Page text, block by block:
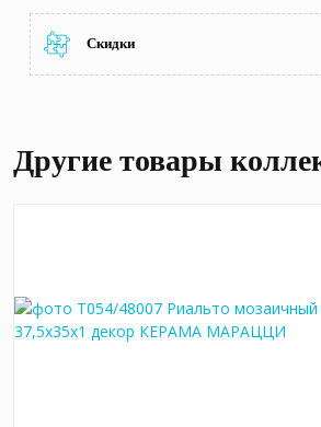
Скидки
Другие товары